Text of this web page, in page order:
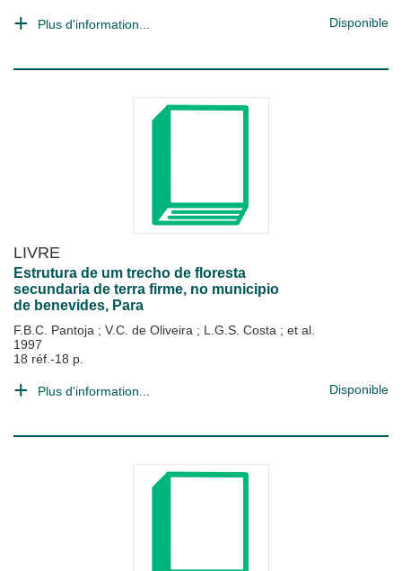
Plus d'information... Disponible
LIVRE
Estrutura de um trecho de floresta
secundaria de terra firme, no municipio
de benevides, Para
F.B.C. Pantoja ; V.C. de Oliveira ; L.G.S. Costa ; et al.
1997
18 réf.-18 p.
Plus d'information... Disponible